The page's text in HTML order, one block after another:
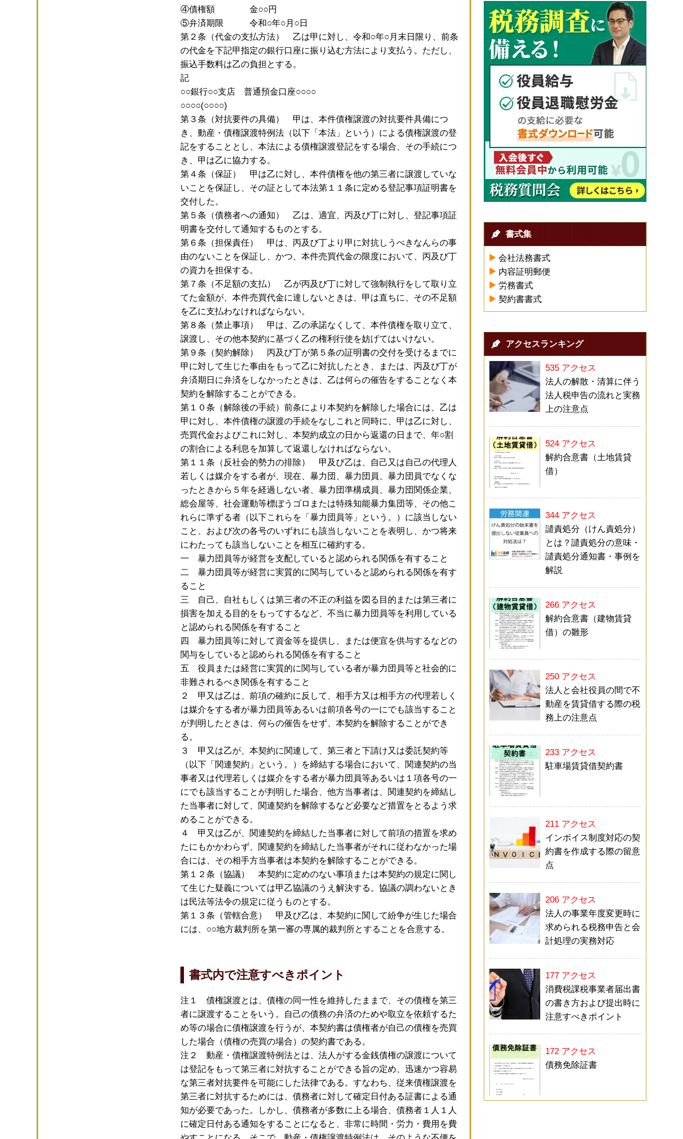
④債権額 金○○円
⑤弁済期限 令和○年○月○日
第２条（代金の支払方法） 乙は甲に対し、令和○年○月末日限り、前条
の代金を下記甲指定の銀行口座に振り込む方法により支払う。ただし、
振込手数料は乙の負担とする。
記
○○銀行○○支店 普通預金口座○○○○
○○○○(○○○○)
第３条（対抗要件の具備） 甲は、本件債権譲渡の対抗要件具備につ
き、動産・債権譲渡特例法（以下「本法」という）による債権譲渡の登
記をすることとし、本法による債権譲渡登記をする場合、その手続につ
き、甲は乙に協力する。
第４条（保証） 甲は乙に対し、本件債権を他の第三者に譲渡していな
いことを保証し、その証として本法第１１条に定める登記事項証明書を
交付した。
第５条（債務者への通知） 乙は、適宜、丙及び丁に対し、登記事項証
明書を交付して通知するものとする。
第６条（担保責任） 甲は、丙及び丁より甲に対抗しうべきなんらの事
由のないことを保証し、かつ、本件売買代金の限度において、丙及び丁
の資力を担保する。
第７条（不足額の支払） 乙が丙及び丁に対して強制執行をして取り立
てた金額が、本件売買代金に達しないときは、甲は直ちに、その不足額
を乙に支払わなければならない。
第８条（禁止事項） 甲は、乙の承諾なくして、本件債権を取り立て、
譲渡し、その他本契約に基づく乙の権利行使を妨げてはいけない。
第９条（契約解除） 丙及び丁が第５条の証明書の交付を受けるまでに
甲に対して生じた事由をもって乙に対抗したとき、または、丙及び丁が
弁済期日に弁済をしなかったときは、乙は何らの催告をすることなく本
契約を解除することができる。
第１０条（解除後の手続）前条により本契約を解除した場合には、乙は
甲に対し、本件債権の譲渡の手続をなしこれと同時に、甲は乙に対し、
売買代金およびこれに対し、本契約成立の日から返還の日まで、年○割
の割合による利息を加算して返還しなければならない。
第１１条（反社会的勢力の排除） 甲及び乙は、自己又は自己の代理人
若しくは媒介をする者が、現在、暴力団、暴力団員、暴力団員でなくな
ったときから５年を経過しない者、暴力団準構成員、暴力団関係企業、
総会屋等、社会運動等標ぼうゴロまたは特殊知能暴力集団等、その他こ
れらに準ずる者（以下これらを「暴力団員等」という。）に該当しない
こと、および次の各号のいずれにも該当しないことを表明し、かつ将来
にわたっても該当しないことを相互に確約する。
一 暴力団員等が経営を支配していると認められる関係を有すること
二 暴力団員等が経営に実質的に関与していると認められる関係を有す
ること
三 自己、自社もしくは第三者の不正の利益を図る目的または第三者に
損害を加える目的をもってするなど、不当に暴力団員等を利用している
と認められる関係を有すること
四 暴力団員等に対して資金等を提供し、または便宜を供与するなどの
関与をしていると認められる関係を有すること
五 役員または経営に実質的に関与している者が暴力団員等と社会的に
非難されるべき関係を有すること
２ 甲又は乙は、前項の確約に反して、相手方又は相手方の代理若しく
は媒介をする者が暴力団員等あるいは前項各号の一にでも該当すること
が判明したときは、何らの催告をせず、本契約を解除することができ
る。
３ 甲又は乙が、本契約に関連して、第三者と下請け又は委託契約等
（以下「関連契約」という。）を締結する場合において、関連契約の当
事者又は代理若しくは媒介をする者が暴力団員等あるいは１項各号の一
にでも該当することが判明した場合、他方当事者は、関連契約を締結し
た当事者に対して、関連契約を解除するなど必要など措置をとるよう求
めることができる。
４ 甲又は乙が、関連契約を締結した当事者に対して前項の措置を求め
たにもかかわらず、関連契約を締結した当事者がそれに従わなかった場
合には、その相手方当事者は本契約を解除することができる。
第１２条（協議） 本契約に定めのない事項または本契約の規定に関し
て生じた疑義については甲乙協議のうえ解決する。協議の調わないとき
は民法等法令の規定に従うものとする。
第１３条（管轄合意） 甲及び乙は、本契約に関して紛争が生じた場合
には、○○地方裁判所を第一審の専属的裁判所とすることを合意する。
書式内で注意すべきポイント
注１ 債権譲渡とは、債権の同一性を維持したままで、その債権を第三
者に譲渡することをいう。自己の債務の弁済のためや取立を依頼するた
め等の場合に債権譲渡を行うが、本契約書は債権者が自己の債権を売買
した場合（債権の売買の場合）の契約書である。
注２ 動産・債権譲渡特例法とは、法人がする金銭債権の譲渡について
は登記をもって第三者に対抗することができる旨の定め、迅速かつ容易
な第三者対抗要件を可能にした法律である。すなわち、従来債権譲渡を
第三者に対抗するためには、債務者に対して確定日付ある証書による通
知が必要であった。しかし、債務者が多数に上る場合、債務者１人１人
に確定日付ある通知をすることになると、非常に時間・労力・費用を費
書式集
会社法務書式
内容証明郵便
労務書式
契約書書式
アクセスランキング
535 アクセス
法人の解散・清算に伴う
法人税申告の流れと実務
上の注意点
524 アクセス
解約合意書（土地賃貸
借）
344 アクセス
譴責処分（けん責処分）
とは？譴責処分の意味・
譴責処分通知書・事例を
解説
266 アクセス
解約合意書（建物賃貸
借）の雛形
250 アクセス
法人と会社役員の間で不
動産を賃貸借する際の税
務上の注意点
233 アクセス
駐車場賃貸借契約書
211 アクセス
インボイス制度対応の契
約書を作成する際の留意
点
206 アクセス
法人の事業年度変更時に
求められる税務申告と会
計処理の実務対応
177 アクセス
消費税課税事業者届出書
の書き方および提出時に
注意すべきポイント
172 アクセス
債務免除証書